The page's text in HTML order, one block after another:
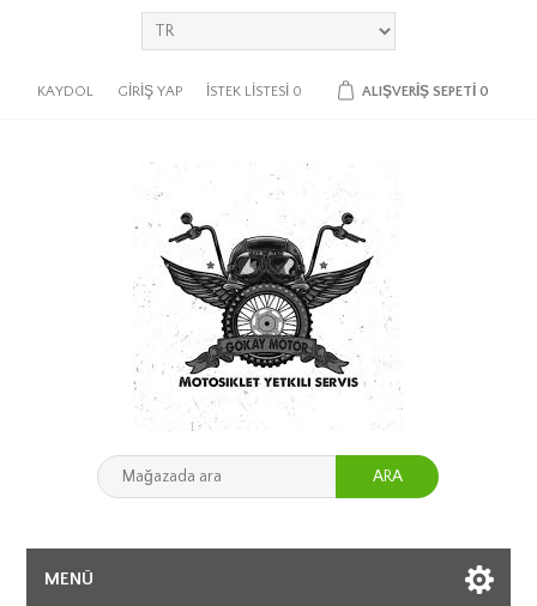
KAYDOL GIRIŞ YAP İSTEK LISTESI 0 ALIŞVERIŞ SEPETI 0
ARA
MENÜ